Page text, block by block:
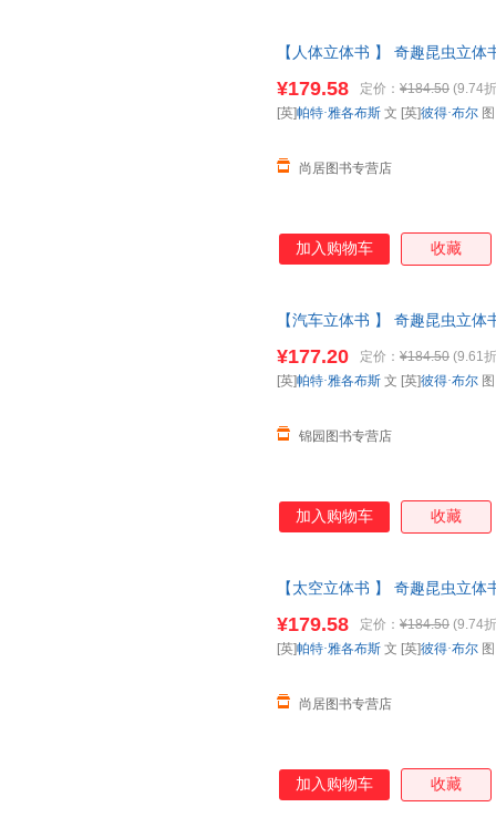
【人体立体书 】 奇趣昆虫立
请放心下单，本店所有商品均
¥179.58 定价： ¥184.50 (9.74
尚居图书专营店
[英]帕特·雅各布斯 文 [英]彼得·布尔
加入购物车 收藏
【汽车立体书 】 奇趣昆虫立
票 如需请联系在线客服
¥177.20 定价： ¥184.50 (9.61
锦园图书专营店
[英]帕特·雅各布斯 文 [英]彼得·布尔
加入购物车 收藏
【太空立体书 】 奇趣昆虫立
请放心下单，本店所有商品均
¥179.58 定价： ¥184.50 (9.74
尚居图书专营店
[英]帕特·雅各布斯 文 [英]彼得·布尔
加入购物车 收藏